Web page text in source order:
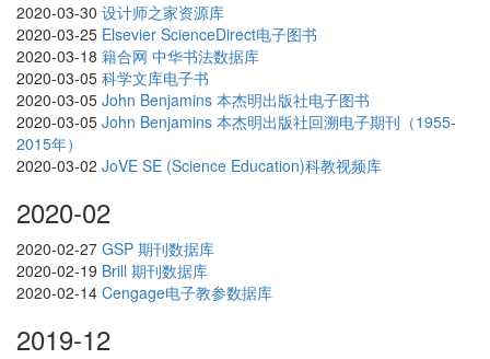
2020-03-30 设计师之家资源库
2020-03-25 Elsevier ScienceDirect电子图书
2020-03-18 籍合网 中华书法数据库
2020-03-05 科学文库电子书
2020-03-05 John Benjamins 本杰明出版社电子图书
2020-03-05 John Benjamins 本杰明出版社回溯电子期刊（1955-
2015年）
2020-03-02 JoVE SE (Science Education)科教视频库
2020-02
2020-02-27 GSP 期刊数据库
2020-02-19 Brill 期刊数据库
2020-02-14 Cengage电子教参数据库
2019-12